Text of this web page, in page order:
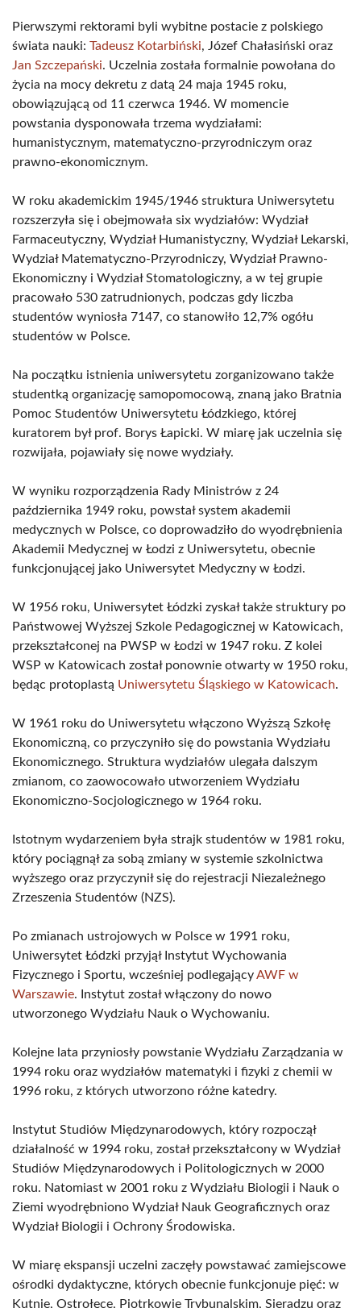
Pierwszymi rektorami byli wybitne postacie z polskiego
świata nauki: Tadeusz Kotarbiński, Józef Chałasiński oraz
Jan Szczepański. Uczelnia została formalnie powołana do
życia na mocy dekretu z datą 24 maja 1945 roku,
obowiązującą od 11 czerwca 1946. W momencie
powstania dysponowała trzema wydziałami:
humanistycznym, matematyczno-przyrodniczym oraz
prawno-ekonomicznym.
W roku akademickim 1945/1946 struktura Uniwersytetu
rozszerzyła się i obejmowała six wydziałów: Wydział
Farmaceutyczny, Wydział Humanistyczny, Wydział Lekarski,
Wydział Matematyczno-Przyrodniczy, Wydział Prawno-
Ekonomiczny i Wydział Stomatologiczny, a w tej grupie
pracowało 530 zatrudnionych, podczas gdy liczba
studentów wyniosła 7147, co stanowiło 12,7% ogółu
studentów w Polsce.
Na początku istnienia uniwersytetu zorganizowano także
studentką organizację samopomocową, znaną jako Bratnia
Pomoc Studentów Uniwersytetu Łódzkiego, której
kuratorem był prof. Borys Łapicki. W miarę jak uczelnia się
rozwijała, pojawiały się nowe wydziały.
W wyniku rozporządzenia Rady Ministrów z 24
października 1949 roku, powstał system akademii
medycznych w Polsce, co doprowadziło do wyodrębnienia
Akademii Medycznej w Łodzi z Uniwersytetu, obecnie
funkcjonującej jako Uniwersytet Medyczny w Łodzi.
W 1956 roku, Uniwersytet Łódzki zyskał także struktury po
Państwowej Wyższej Szkole Pedagogicznej w Katowicach,
przekształconej na PWSP w Łodzi w 1947 roku. Z kolei
WSP w Katowicach został ponownie otwarty w 1950 roku,
będąc protoplastą Uniwersytetu Śląskiego w Katowicach.
W 1961 roku do Uniwersytetu włączono Wyższą Szkołę
Ekonomiczną, co przyczyniło się do powstania Wydziału
Ekonomicznego. Struktura wydziałów ulegała dalszym
zmianom, co zaowocowało utworzeniem Wydziału
Ekonomiczno-Socjologicznego w 1964 roku.
Istotnym wydarzeniem była strajk studentów w 1981 roku,
który pociągnął za sobą zmiany w systemie szkolnictwa
wyższego oraz przyczynił się do rejestracji Niezależnego
Zrzeszenia Studentów (NZS).
Po zmianach ustrojowych w Polsce w 1991 roku,
Uniwersytet Łódzki przyjął Instytut Wychowania
Fizycznego i Sportu, wcześniej podlegającyAWF w
Warszawie. Instytut został włączony do nowo
utworzonego Wydziału Nauk o Wychowaniu.
Kolejne lata przyniosły powstanie Wydziału Zarządzania w
1994 roku oraz wydziałów matematyki i fizyki z chemii w
1996 roku, z których utworzono różne katedry.
Instytut Studiów Międzynarodowych, który rozpoczął
działalność w 1994 roku, został przekształcony w Wydział
Studiów Międzynarodowych i Politologicznych w 2000
roku. Natomiast w 2001 roku z Wydziału Biologii i Nauk o
Ziemi wyodrębniono Wydział Nauk Geograficznych oraz
Wydział Biologii i Ochrony Środowiska.
W miarę ekspansji uczelni zaczęły powstawać zamiejscowe
ośrodki dydaktyczne, których obecnie funkcjonuje pięć: w
Kutnie, Ostrołęce, Piotrkowie Trybunalskim, Sieradzu oraz